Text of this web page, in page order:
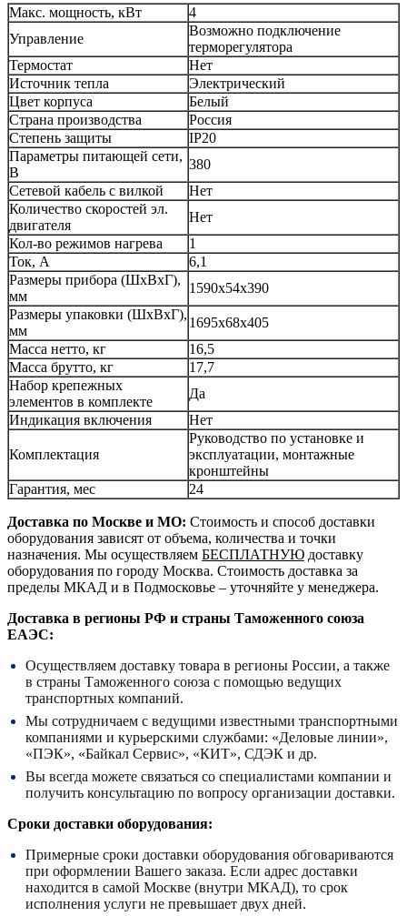
Макс. мощность, кВт
4
Управление
Возможно подключение
терморегулятора
Термостат
Нет
Источник тепла
Электрический
Цвет корпуса
Белый
Страна производства
Россия
Степень защиты
IP20
Параметры питающей сети,
В
380
Сетевой кабель с вилкой
Нет
Количество скоростей эл.
двигателя
Нет
Кол-во режимов нагрева
1
Ток, А
6,1
Размеры прибора (ШхВхГ),
мм
1590х54х390
Размеры упаковки (ШхВхГ),
мм
1695х68х405
Масса нетто, кг
16,5
Масса брутто, кг
17,7
Набор крепежных
элементов в комплекте
Да
Индикация включения
Нет
Комплектация
Руководство по установке и
эксплуатации, монтажные
кронштейны
Гарантия, мес
24
Доставка по Москве и МО: Стоимость и способ доставки
оборудования зависят от объема, количества и точки
назначения. Мы осуществляем БЕСПЛАТНУЮ доставку
оборудования по городу Москва. Стоимость доставка за
пределы МКАД и в Подмосковье – уточняйте у менеджера.
Доставка в регионы РФ и страны Таможенного союза
ЕАЭС:
Осуществляем доставку товара в регионы России, а также
в страны Таможенного союза с помощью ведущих
транспортных компаний.
Мы сотрудничаем с ведущими известными транспортными
компаниями и курьерскими службами: «Деловые линии»,
«ПЭК», «Байкал Сервис», «КИТ», СДЭК и др.
Вы всегда можете связаться со специалистами компании и
получить консультацию по вопросу организации доставки.
Сроки доставки оборудования:
Примерные сроки доставки оборудования обговариваются
при оформлении Вашего заказа. Если адрес доставки
находится в самой Москве (внутри МКАД), то срок
исполнения услуги не превышает двух дней.